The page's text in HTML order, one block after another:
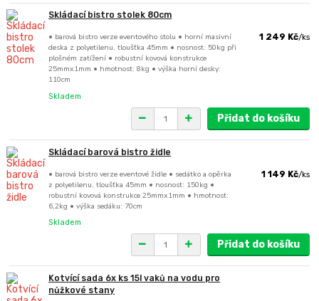
Skládací bistro stolek 80cm
• barová bistro verze eventového stolu • horní masivní
deska z polyetilenu, tloušťka 45mm • nosnost: 50kg při
plošném zatížení • robustní kovová konstrukce
25mmx1mm • hmotnost: 8kg • výška horní desky:
110cm
1 249 Kč/ks
Skladem
Přidat do košíku
Skládací barová bistro židle
• barová bistro verze eventové židle • sedátko a opěrka
z polyetilenu, tloušťka 45mm • nosnost: 150kg •
robustní kovová konstrukce 25mmx1mm • hmotnost:
6,2kg • výška sedáku: 70cm
1 149 Kč/ks
Skladem
Přidat do košíku
Kotvící sada 6x ks 15l vaků na vodu pro
nůžkové stany